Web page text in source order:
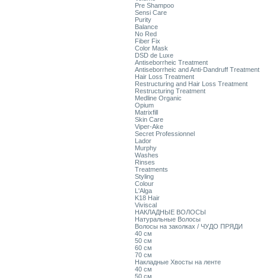
Pre Shampoo
Sensi Care
Purity
Balance
No Red
Fiber Fix
Color Mask
DSD de Luxe
Antiseborrheic Treatment
Antiseborrheic and Anti-Dandruff Treatment
Hair Loss Treatment
Restructuring and Hair Loss Treatment
Restructuring Treatment
Medline Organic
Opium
Matrixfill
Skin Care
Viper-Ake
Secret Professionnel
Lador
Murphy
Washes
Rinses
Treatments
Styling
Colour
L'Alga
K18 Hair
Viviscal
НАКЛАДНЫЕ ВОЛОСЫ
Натуральные Волосы
Волосы на заколках / ЧУДО ПРЯДИ
40 см
50 см
60 см
70 см
Накладные Хвосты на ленте
40 см
50 см